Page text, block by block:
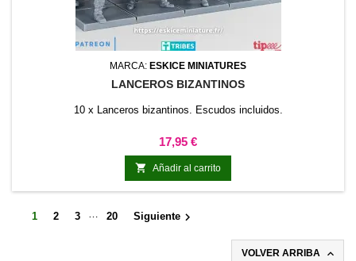
MARCA: ESKICE MINIATURES
LANCEROS BIZANTINOS
10 x Lanceros bizantinos. Escudos incluidos.
Precio
17,95 €
 Añadir al carrito
1 2 3 … 20 Siguiente 
VOLVER ARRIBA 